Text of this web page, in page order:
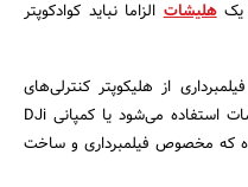
یکهلیشاتالزاما نباید کوادکوپتر
از هلیکوپتر کنترلی‌های
قدرتمند بنزینی دوربین‌دار به عنوان هلیشات استفاده می‌شود یا کمپانی DJi
که مخصوص فیلمبرداری و ساخت